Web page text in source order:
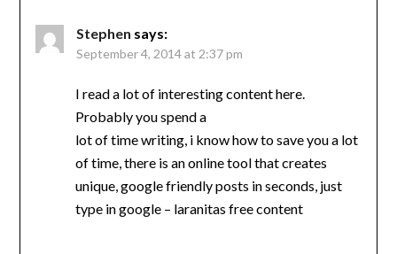
Stephen says:
September 4, 2014 at 2:37 pm
I read a lot of interesting content here.
Probably you spend a
lot of time writing, i know how to save you a lot
of time, there is an online tool that creates
unique, google friendly posts in seconds, just
type in google – laranitas free content